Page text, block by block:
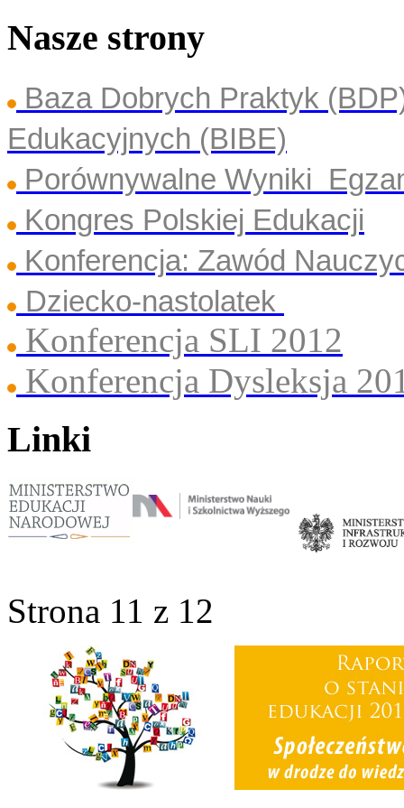
Nasze strony
Baza Dobrych Praktyk
Edukacyjnych (BIBE)
Porównywalne Wyniki
Kongres Polskiej Edukacji
Konferencja: Zawód
Dziecko-nastolatek
Konferencja SLI 2012
Konferencja Dysleksja
Linki
Strona 11 z 12